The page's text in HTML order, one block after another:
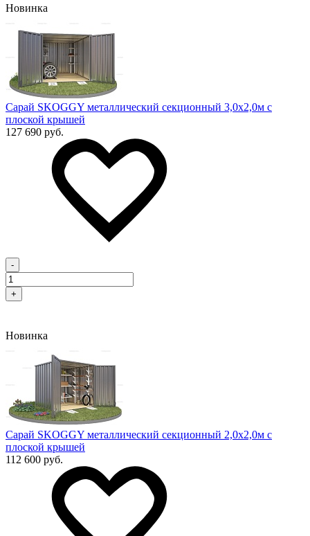
Новинка
Сарай SKOGGY металлический секционный 3,0х2,0м с
плоской крышей
127 690 руб.
-
+
Новинка
Сарай SKOGGY металлический секционный 2,0х2,0м с
плоской крышей
112 600 руб.